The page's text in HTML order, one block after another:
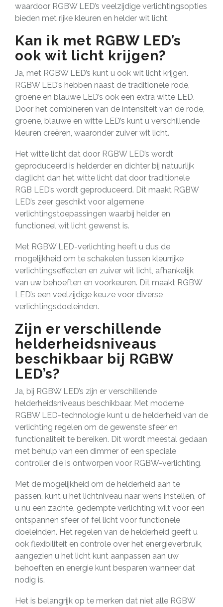
waardoor RGBW LED’s veelzijdige verlichtingsopties
bieden met rijke kleuren en helder wit licht.
Kan ik met RGBW LED’s
ook wit licht krijgen?
Ja, met RGBW LED’s kunt u ook wit licht krijgen.
RGBW LED’s hebben naast de traditionele rode,
groene en blauwe LED’s ook een extra witte LED.
Door het combineren van de intensiteit van de rode,
groene, blauwe en witte LED’s kunt u verschillende
kleuren creëren, waaronder zuiver wit licht.
Het witte licht dat door RGBW LED’s wordt
geproduceerd is helderder en dichter bij natuurlijk
daglicht dan het witte licht dat door traditionele
RGB LED’s wordt geproduceerd. Dit maakt RGBW
LED’s zeer geschikt voor algemene
verlichtingstoepassingen waarbij helder en
functioneel wit licht gewenst is.
Met RGBW LED-verlichting heeft u dus de
mogelijkheid om te schakelen tussen kleurrijke
verlichtingseffecten en zuiver wit licht, afhankelijk
van uw behoeften en voorkeuren. Dit maakt RGBW
LED’s een veelzijdige keuze voor diverse
verlichtingsdoeleinden.
Zijn er verschillende
helderheidsniveaus
beschikbaar bij RGBW
LED’s?
Ja, bij RGBW LED’s zijn er verschillende
helderheidsniveaus beschikbaar. Met moderne
RGBW LED-technologie kunt u de helderheid van de
verlichting regelen om de gewenste sfeer en
functionaliteit te bereiken. Dit wordt meestal gedaan
met behulp van een dimmer of een speciale
controller die is ontworpen voor RGBW-verlichting.
Met de mogelijkheid om de helderheid aan te
passen, kunt u het lichtniveau naar wens instellen, of
u nu een zachte, gedempte verlichting wilt voor een
ontspannen sfeer of fel licht voor functionele
doeleinden. Het regelen van de helderheid geeft u
ook flexibiliteit en controle over het energieverbruik,
aangezien u het licht kunt aanpassen aan uw
behoeften en energie kunt besparen wanneer dat
nodig is.
Het is belangrijk op te merken dat niet alle RGBW